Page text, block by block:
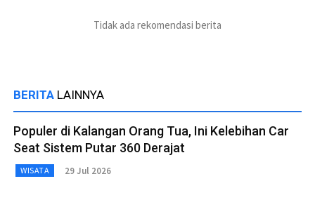
Tidak ada rekomendasi berita
BERITA LAINNYA
Populer di Kalangan Orang Tua, Ini Kelebihan Car
Seat Sistem Putar 360 Derajat
WISATA 29 Jul 2026